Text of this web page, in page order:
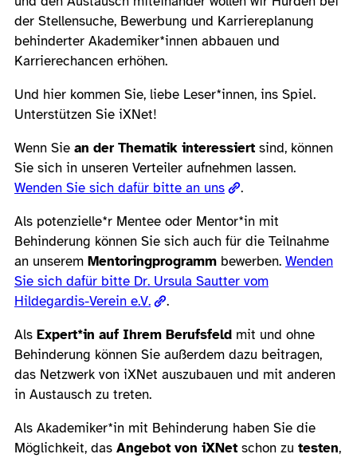
der Stellensuche, Bewerbung und Karriereplanung
behinderter Akademiker*innen abbauen und
Karrierechancen erhöhen.
Und hier kommen Sie, liebe Leser*innen, ins Spiel.
Unterstützen Sie iXNet!
Wenn Sie an der Thematik interessiert sind, können
Sie sich in unseren Verteiler aufnehmen lassen.
Wenden Sie sich dafür bitte an uns
.
Als potenzielle*r Mentee oder Mentor*in mit
Behinderung können Sie sich auch für die Teilnahme
an unserem Mentoringprogramm bewerben. Wenden
Sie sich dafür bitte Dr. Ursula Sautter vom
Hildegardis-Verein e.V.
.
Als Expert*in auf Ihrem Berufsfeld mit und ohne
Behinderung können Sie außerdem dazu beitragen,
das Netzwerk von iXNet auszubauen und mit anderen
in Austausch zu treten.
Als Akademiker*in mit Behinderung haben Sie die
Möglichkeit, das Angebot von iXNet schon zu testen,